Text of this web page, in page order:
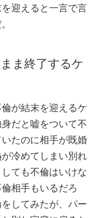
迎えると一言で言
ま終了するケ
が結末を迎えるケ
だと嘘をついて不
たのに相手が既婚
冷めてしまい別れ
ても不倫はいけな
相手もいるだろ
してみたが、パー